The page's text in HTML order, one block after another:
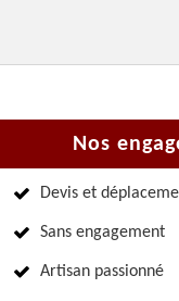
Nos
Devis et
Sans engagement
Artisan passionné